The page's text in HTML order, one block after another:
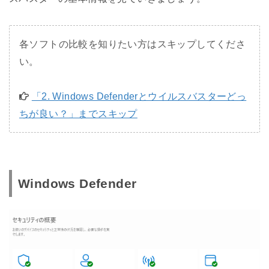
各ソフトの比較を知りたい方はスキップしてくださ
い。
「2. Windows Defenderとウイルスバスターどっ
ちが良い？」までスキップ
Windows Defender